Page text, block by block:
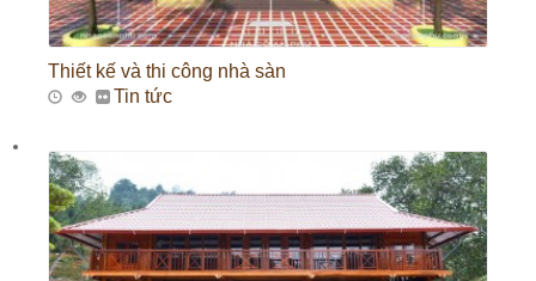
Thiết kế và thi công nhà sàn
Tin tức